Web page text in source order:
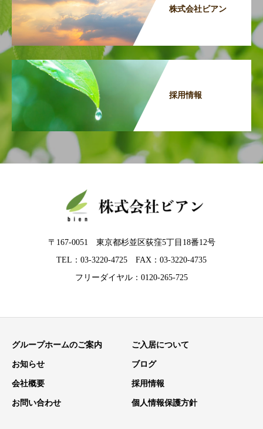
株式会社ビアン
採用情報
〒167-0051 東京都杉並区荻窪5丁目18番12号
TEL：03-3220-4725 FAX：03-3220-4735
フリーダイヤル：0120-265-725
グループホームのご案内 ご入居について
お知らせ ブログ
会社概要 採用情報
お問い合わせ 個人情報保護方針